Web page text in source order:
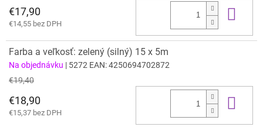
€17,90
€14,55 bez DPH
Farba a veľkosť: zelený (silný) 15 x 5m
Na objednávku | 5272 EAN:4250694702872
€19,40
€18,90
€15,37 bez DPH